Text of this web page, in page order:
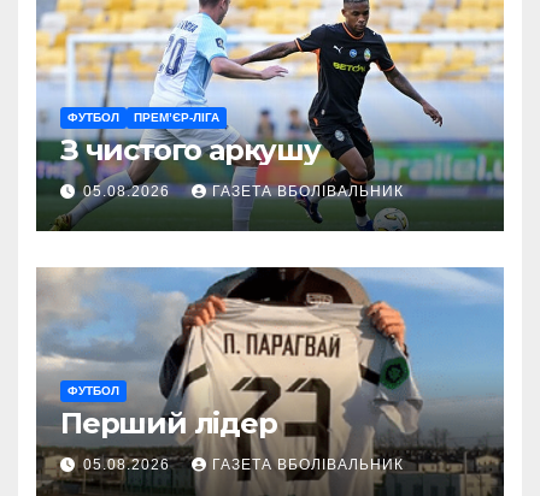
ФУТБОЛ ПРЕМ’ЄР-ЛІГА
З чистого аркушу
05.08.2026 ГАЗЕТА ВБОЛІВАЛЬНИК
ФУТБОЛ
Перший лідер
05.08.2026 ГАЗЕТА ВБОЛІВАЛЬНИК